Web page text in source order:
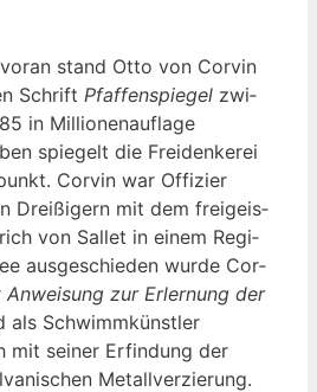
stand Otto von Cor­vin
Schrift Pfaf­fen­spie­gel zwi­
in Mil­lio­nen­auf­la­ge
spie­gelt die Frei­den­ke­rei
Cor­vin war Offi­zier
Drei­ßi­gern mit dem frei­geis­
von Sal­let in einem Regi­
aus­ge­schie­den wur­de Cor­
Anwei­sung zur Erler­nung der
als Schwimm­künst­ler
mit sei­ner Erfin­dung der
Metall­ver­zie­rung.